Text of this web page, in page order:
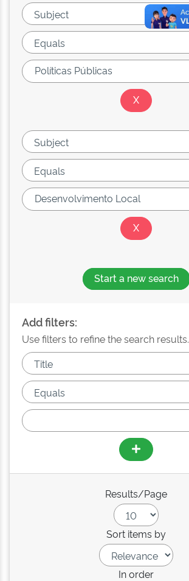
Start a new search
Add filters:
Use filters to refine the search results.
Results/Page
Sort items by
In order